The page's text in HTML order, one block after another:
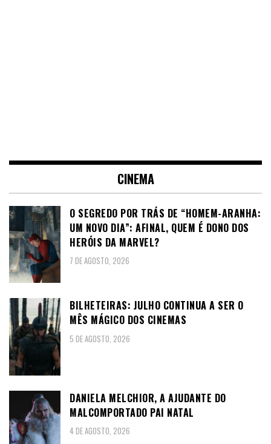
CINEMA
O SEGREDO POR TRÁS DE “HOMEM-ARANHA:
UM NOVO DIA”: AFINAL, QUEM É DONO DOS
HERÓIS DA MARVEL?
7 DE AGOSTO, 2026
BILHETEIRAS: JULHO CONTINUA A SER O
MÊS MÁGICO DOS CINEMAS
5 DE AGOSTO, 2026
DANIELA MELCHIOR, A AJUDANTE DO
MALCOMPORTADO PAI NATAL
4 DE AGOSTO, 2026